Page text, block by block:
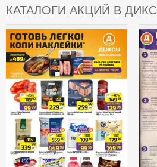
КАТАЛОГИ АКЦИЙ В